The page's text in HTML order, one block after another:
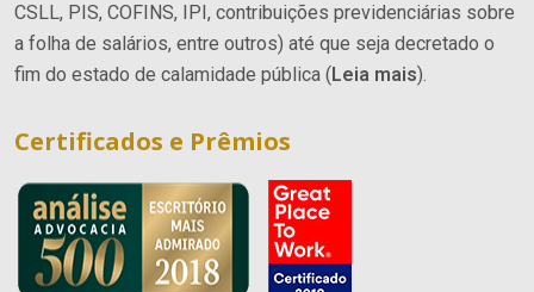
CSLL, PIS, COFINS, IPI, contribuições previdenciárias sobre
a folha de salários, entre outros) até que seja decretado o
fim do estado de calamidade pública (Leia mais).
Certificados e Prêmios